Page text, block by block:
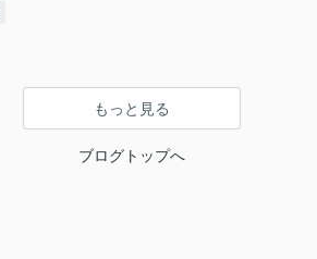
もっと見る
ブログトップへ